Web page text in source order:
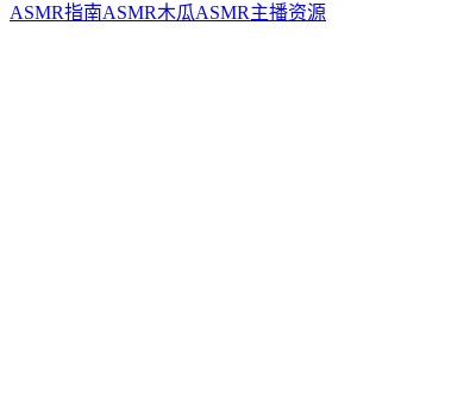
ASMR指南ASMR木瓜ASMR主播资源